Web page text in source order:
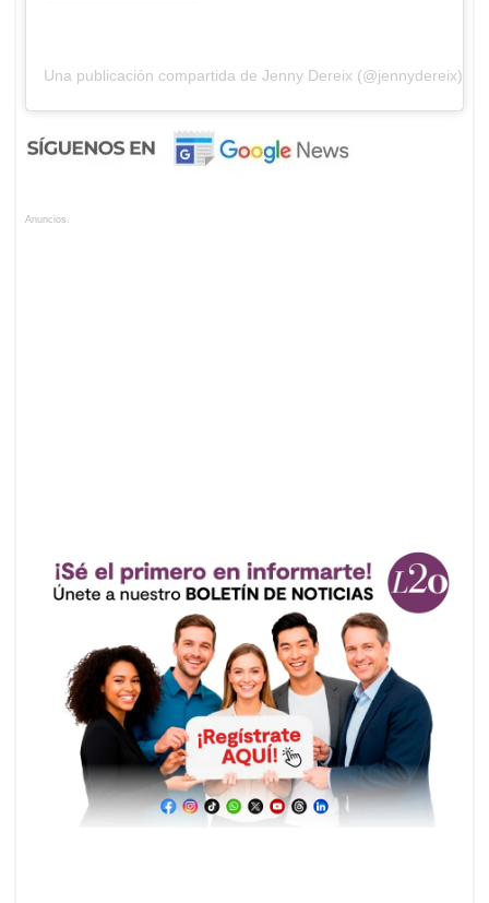
Una publicación compartida de Jenny Dereix (@jennydereix)
Anuncios.